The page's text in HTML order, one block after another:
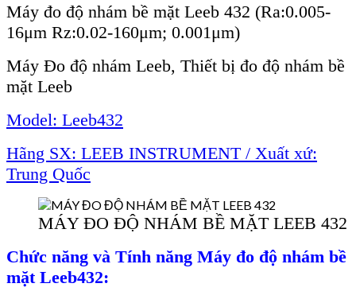
Máy đo độ nhám bề mặt Leeb 432 (Ra:0.005-
16μm Rz:0.02-160μm; 0.001μm)
Máy Đo độ nhám Leeb, Thiết bị đo độ nhám bề
mặt Leeb
Model: Leeb432
Hãng SX: LEEB INSTRUMENT / Xuất xứ:
Trung Quốc
MÁY ĐO ĐỘ NHÁM BỀ MẶT LEEB 432
Chức năng và Tính năng Máy đo độ nhám bề
mặt Leeb432: